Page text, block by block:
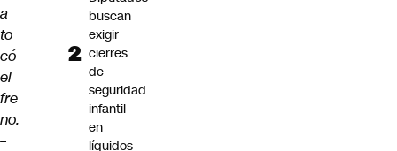
a
to
có
el
fre
no.
–
buscan
exigir
cierres
de
seguridad
infantil
en
líquidos